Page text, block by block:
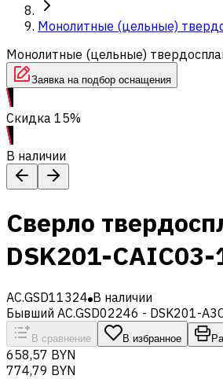
Монолитные (цельные)
Монолитные (цельные)
Заявка на подбор оснащения
Скидка 15%
В наличии
Сверло
DSK201-CAIC03-
AC.GSD11324 В наличии
Бывший AC.GSD02246 - DSK201-
В сравнение В избранное
658,57 BYN
774,79 BYN